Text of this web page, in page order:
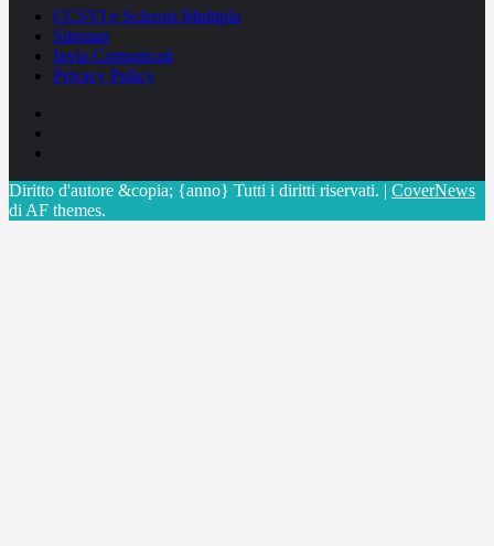
CCSVI e Sclerosi Multipla
Sitemap
Invia Comunicati
Privacy Policy
Diritto d'autore &copia; {anno} Tutti i diritti riservati. | CoverNews
di AF themes.